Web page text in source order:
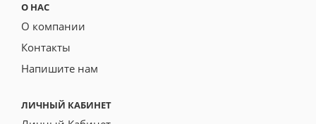
О НАС
О компании
Контакты
Напишите нам
ЛИЧНЫЙ КАБИНЕТ